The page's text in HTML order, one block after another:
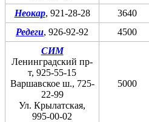
Неокар, 921-28-28 3640
Редеги, 926-92-92 4500
СИМ
Ленинградский пр-
т, 925-55-15
Варшавское ш., 725-
22-99
Ул. Крылатская,
995-00-02
5000